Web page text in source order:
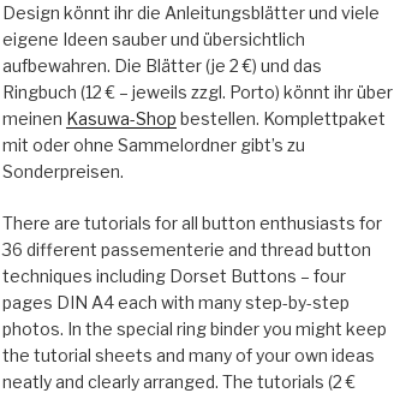
Design könnt ihr die Anleitungsblätter und viele
eigene Ideen sauber und übersichtlich
aufbewahren. Die Blätter (je 2 €) und das
Ringbuch (12 € – jeweils zzgl. Porto) könnt ihr über
meinen Kasuwa-Shop bestellen. Komplettpaket
mit oder ohne Sammelordner gibt’s zu
Sonderpreisen.
There are tutorials for all button enthusiasts for
36 different passementerie and thread button
techniques including Dorset Buttons – four
pages DIN A4 each with many step-by-step
photos. In the special ring binder you might keep
the tutorial sheets and many of your own ideas
neatly and clearly arranged. The tutorials (2 €